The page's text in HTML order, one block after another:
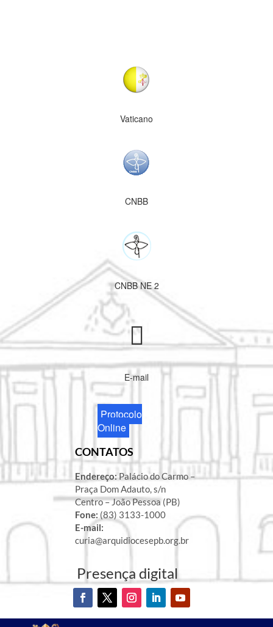
Vaticano
CNBB
CNBB NE 2
E-mail
Protocolo
Online
CONTATOS
Endereço:Palácio do Carmo –
Praça Dom Adauto, s/n
Centro – João Pessoa (PB)
Fone: (83) 3133-1000
E-mail:
curia@arquidiocesepb.org.br
Presença digital